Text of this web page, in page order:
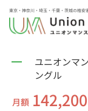
東京・神奈川・埼玉・千葉・茨城の格安
ユニオンマ
ングル
月額 142,200